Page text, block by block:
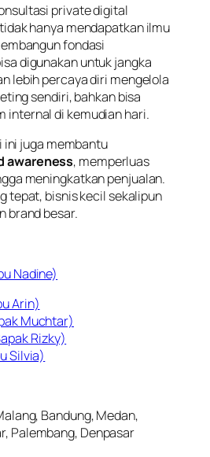
private digital
hanya mendapatkan ilmu
fondasi
digunakan untuk jangka
lebih percaya diri mengelola
sendiri, bahkan bisa
internal di kemudian hari.
ini juga membantu
awareness, memperluas
meningkatkan penjualan.
tepat, bisnis kecil sekalipun
brand besar.
Nadine)
Arin)
Muchtar)
Rizky)
Silvia)
Bandung, Medan,
Palembang, Denpasar